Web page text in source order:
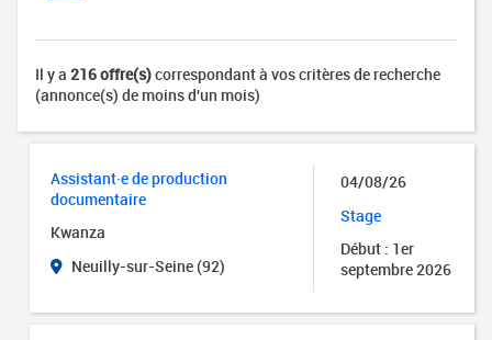
Il y a 216 offre(s)correspondant à vos critères de recherche
(annonce(s) de moins d'un mois)
Assistant·e de production
documentaire
Kwanza
Neuilly-sur-Seine (92)
04/08/26
Stage
Début : 1er
septembre 2026